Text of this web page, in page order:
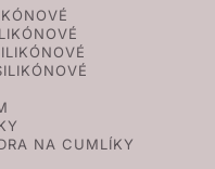
NA CUMLÍKY